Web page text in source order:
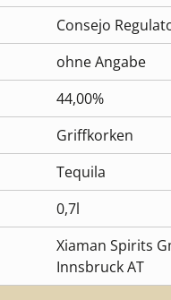
Tequila
ohne Angabe
44,00%
Consejo
Griffkorken
0,7l
Xiaman Spirits
Innsbruck AT